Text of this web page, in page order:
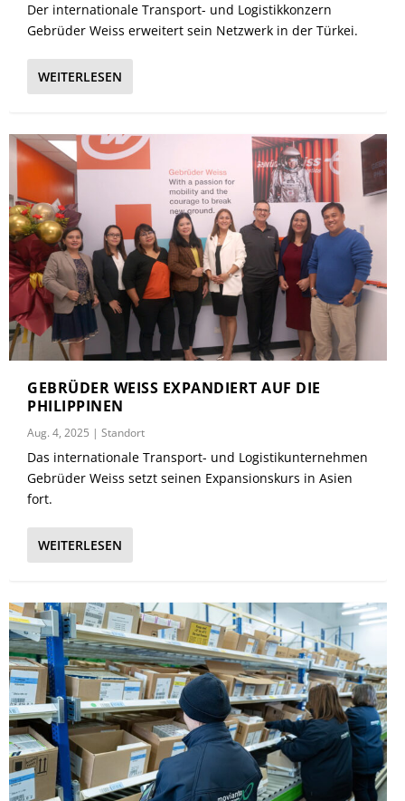
Der internationale Transport- und Logistikkonzern
Gebrüder Weiss erweitert sein Netzwerk in der Türkei.
WEITERLESEN
GEBRÜDER WEISS EXPANDIERT AUF DIE
PHILIPPINEN
Aug. 4, 2025 |Standort
Das internationale Transport- und Logistikunternehmen
Gebrüder Weiss setzt seinen Expansionskurs in Asien
fort.
WEITERLESEN